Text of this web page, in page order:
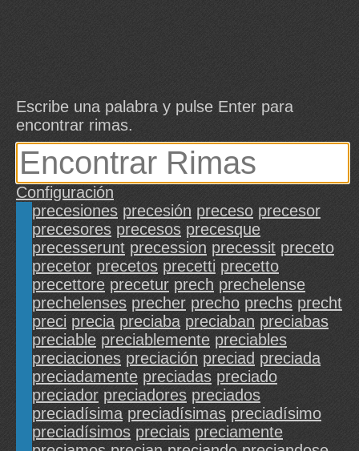
Escribe una palabra y pulse Enter para
encontrar rimas.
Configuración
precesiones precesión preceso precesor
precesores precesos precesque
precesserunt precession precessit preceto
precetor precetos precetti precetto
precettore precetur prech prechelense
prechelenses precher precho prechs precht
preci precia preciaba preciaban preciabas
preciable preciablemente preciables
preciaciones preciación preciad preciada
preciadamente preciadas preciado
preciador preciadores preciados
preciadísima preciadísimas preciadísimo
preciadísimos preciais preciamente